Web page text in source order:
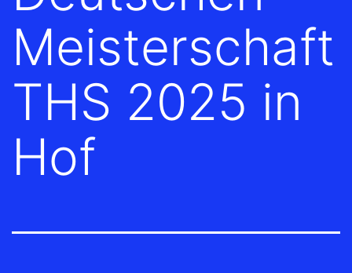
Meisterschaft
THS 2025 in
Hof